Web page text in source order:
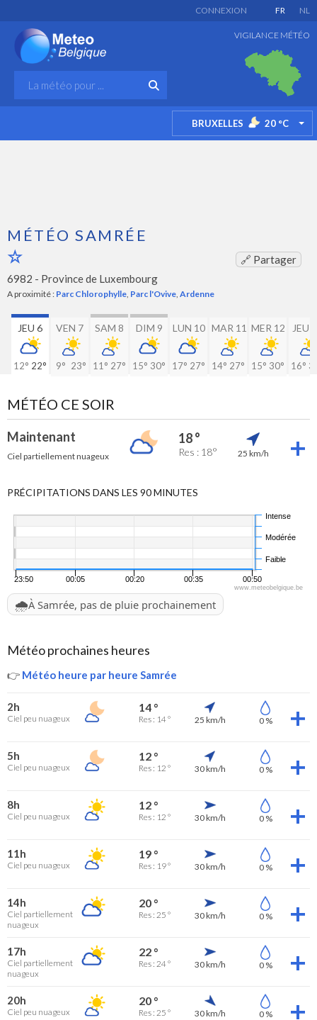
FR NL
CONNEXION
VIGILANCE MÉTÉO
BRUXELLES 20 °C
MÉTÉO SAMRÉE
🔗 Partager
6982 - Province de Luxembourg
A proximité : Parc Chlorophylle, Parc l'Ovive, Ardenne
JEU 6
12° 22°
VEN 7
9° 23°
SAM 8
11° 27°
DIM 9
15° 30°
LUN 10
17° 27°
MAR 11
14° 27°
MER 12
15° 30°
JEU
16°
MÉTÉO CE SOIR
Maintenant
Ciel partiellement nuageux
18 °
Res : 18° 25 km/h
PRÉCIPITATIONS DANS LES 90 MINUTES
23:50 00:05 00:20 00:35 00:50
Faible
Modérée
Intense
www.meteobelgique.be
🌧️À Samrée, pas de pluie prochainement
Météo prochaines heures
👉 Météo heure par heure Samrée
2h
Ciel peu nuageux
14 °
Res : 14 ° 25 km/h 0 %
5h
Ciel peu nuageux
12 °
Res : 12 ° 30 km/h 0 %
8h
Ciel peu nuageux
12 °
Res : 12 ° 30 km/h 0 %
11h
Ciel peu nuageux
19 °
Res : 19 ° 30 km/h 0 %
14h
Ciel partiellement
nuageux
20 °
Res : 25 ° 30 km/h 0 %
17h
Ciel partiellement
nuageux
22 °
Res : 24 ° 30 km/h 0 %
20h
Ciel peu nuageux
20 °
Res : 25 ° 30 km/h 0 %